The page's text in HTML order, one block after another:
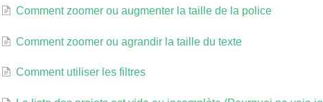
Comment zoomer ou augmenter la taille de la police
Comment zoomer ou agrandir la taille du texte
Comment utiliser les filtres